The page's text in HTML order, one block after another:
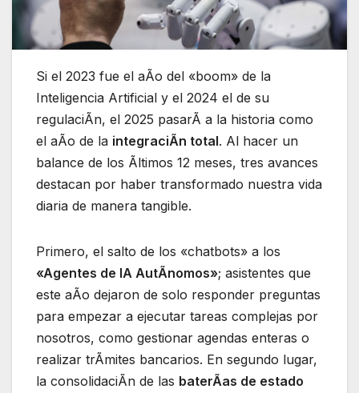
Si el 2023 fue el aÃo del «boom» de la
Inteligencia Artificial y el 2024 el de su
regulaciÃn, el 2025 pasarÃ a la historia como
el aÃo de la integraciÃn total. Al hacer un
balance de los Ãltimos 12 meses, tres avances
destacan por haber transformado nuestra vida
diaria de manera tangible.
Primero, el salto de los «chatbots» a los
«Agentes de IA AutÃnomos»; asistentes que
este aÃo dejaron de solo responder preguntas
para empezar a ejecutar tareas complejas por
nosotros, como gestionar agendas enteras o
realizar trÃmites bancarios. En segundo lugar,
la consolidaciÃn de las baterÃas de estado